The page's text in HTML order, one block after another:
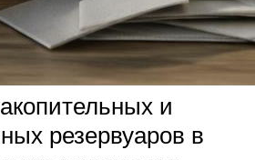
и
резервуаров в